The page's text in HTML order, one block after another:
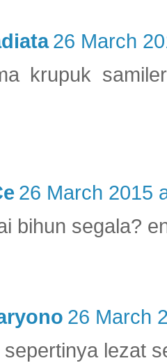
26 March
krupuk
26 March 2015
bihun segala?
26 March
lezat